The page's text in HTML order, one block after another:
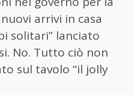
arrivi in casa
solitari” lanciato
No. Tutto ciò non
sul tavolo “il jolly